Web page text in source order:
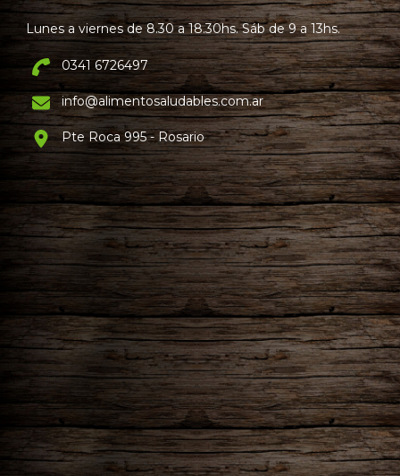
Lunes a viernes de 8.30 a 18.30hs. Sáb de 9 a 13hs.
0341 6726497
info@alimentosaludables.com.ar
Pte Roca 995 - Rosario